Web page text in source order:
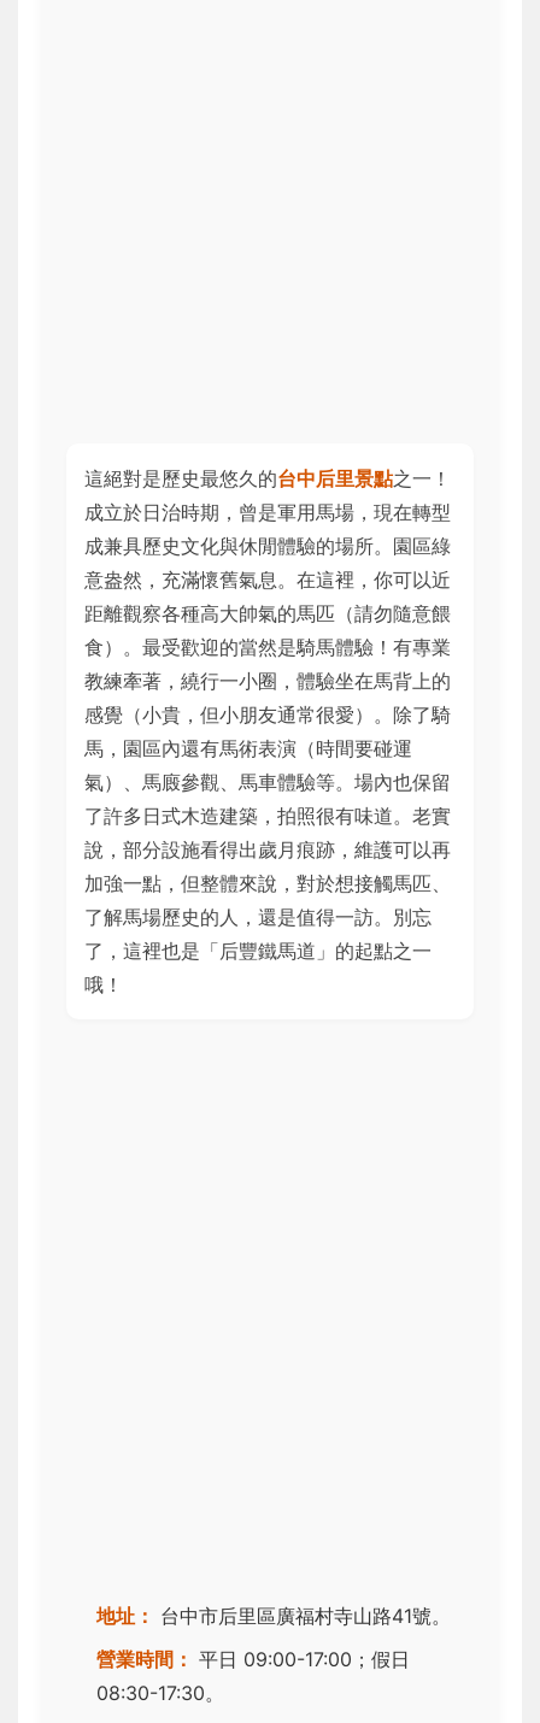
這絕對是歷史最悠久的台中后里景點之一！
成立於日治時期，曾是軍用馬場，現在轉型
成兼具歷史文化與休閒體驗的場所。園區綠
意盎然，充滿懷舊氣息。在這裡，你可以近
距離觀察各種高大帥氣的馬匹（請勿隨意餵
食）。最受歡迎的當然是騎馬體驗！有專業
教練牽著，繞行一小圈，體驗坐在馬背上的
感覺（小貴，但小朋友通常很愛）。除了騎
馬，園區內還有馬術表演（時間要碰運
氣）、馬廄參觀、馬車體驗等。場內也保留
了許多日式木造建築，拍照很有味道。老實
說，部分設施看得出歲月痕跡，維護可以再
加強一點，但整體來說，對於想接觸馬匹、
了解馬場歷史的人，還是值得一訪。別忘
了，這裡也是「后豐鐵馬道」的起點之一
哦！
地址： 台中市后里區廣福村寺山路41號。
營業時間： 平日 09:00-17:00；假日
08:30-17:30。